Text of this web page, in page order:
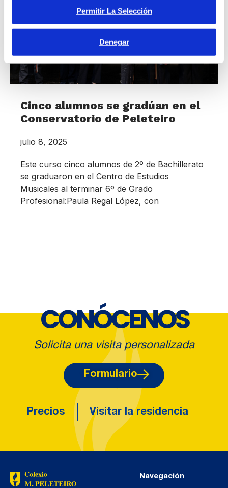
Permitir La Selección
Denegar
Cinco alumnos se gradúan en el
Conservatorio de Peleteiro
julio 8, 2025
Este curso cinco alumnos de 2º de Bachillerato
se graduaron en el Centro de Estudios
Musicales al terminar 6º de Grado
Profesional:Paula Regal López, con
CONÓCENOS
Solicita una visita personalizada
Formulario
Precios Visitar la residencia
Navegación